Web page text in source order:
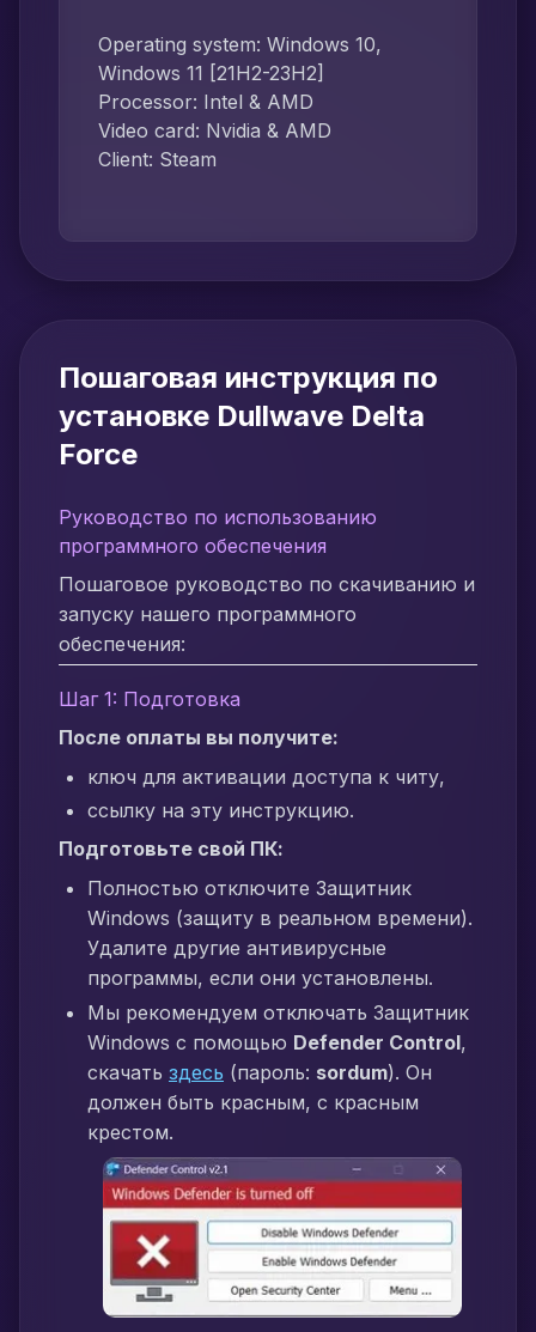
Operating system: Windows 10,
Windows 11 [21H2-23H2]
Processor: Intel & AMD
Video card: Nvidia & AMD
Client: Steam
Пошаговая инструкция по
установке Dullwave Delta
Force
Руководство по использованию
программного обеспечения
Пошаговое руководство по скачиванию и
запуску нашего программного
обеспечения:
Шаг 1: Подготовка
После оплаты вы получите:
ключ для активации доступа к читу,
ссылку на эту инструкцию.
Подготовьте свой ПК:
Полностью отключите Защитник
Windows (защиту в реальном времени).
Удалите другие антивирусные
программы, если они установлены.
Мы рекомендуем отключать Защитник
Windows с помощью Defender Control,
скачать здесь (пароль: sordum). Он
должен быть красным, с красным
крестом.